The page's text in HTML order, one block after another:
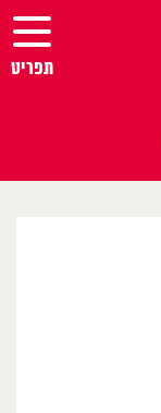
תפריט